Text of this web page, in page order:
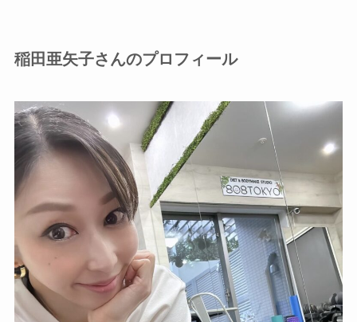
稲田亜矢子さんのプロフィール